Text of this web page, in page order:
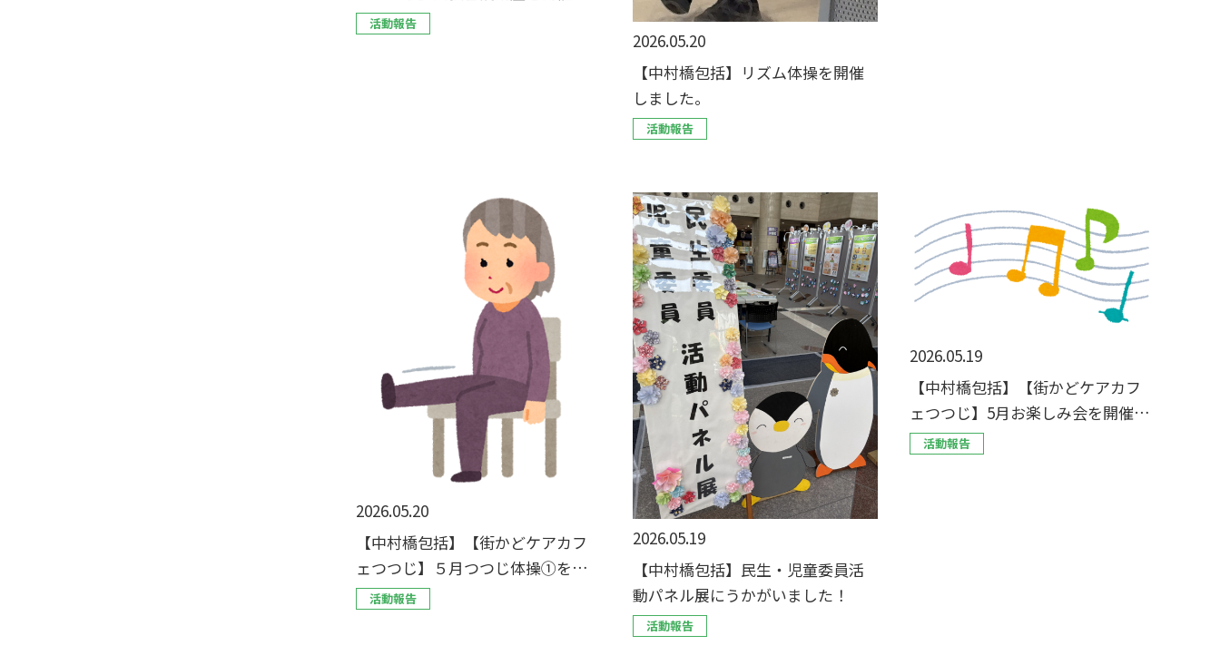
ます！
活動報告
2026.05.20
【中村橋包括】リズム体操を開催
しました。
活動報告
2026.05.20
【中村橋包括】【街かどケアカフ
ェつつじ】５月つつじ体操①を開
催しました！
活動報告
2026.05.19
【中村橋包括】民生・児童委員活
動パネル展にうかがいました！
活動報告
2026.05.19
【中村橋包括】【街かどケアカフ
ェつつじ】5月お楽しみ会を開催し
ました！
活動報告